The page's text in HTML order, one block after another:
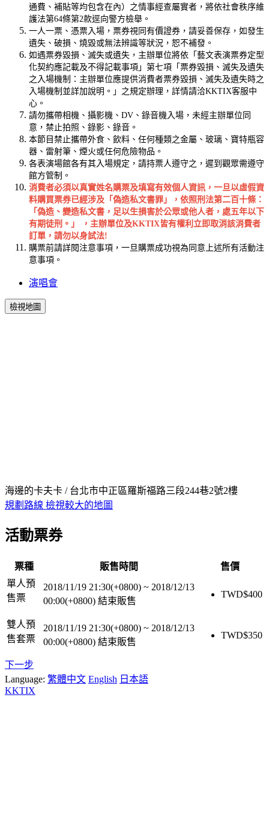
通費、補貼等均包含在內）之情事經查屬實者，將依社會秩序維
護法第64條第2款逕向警方檢舉。
一人一票、憑票入場，票券視同有價證券，請妥善保存，如發生
遺失、破損、燒毀或無法辨識等狀況，恕不補發。
如遇票券毀損、滅失或遺失，主辦單位將依「藝文表演票券定型
化契約應記載及不得記載事項」第七項「票券毀損、滅失及遺失
之入場機制：主辦單位應提供消費者票券毀損、滅失及遺失時之
入場機制並詳加說明。」之規定辦理，詳情請洽KKTIX客服中
心。
請勿攜帶相機、攝影機、DV、錄音機入場，未經主辦單位同
意，禁止拍照、錄影、錄音。
本節目禁止攜帶外食、飲料、任何種類之金屬、玻璃、寶特瓶容
器、雷射筆、煙火或任何危險物品。
各表演場館各有其入場規定，請持票人遵守之，遲到觀眾需遵守
館方管制。
消費者必須以真實姓名購票及填寫有效個人資訊，一旦以虛假資
料購買票券已經涉及「偽造私文書罪」，依照刑法第二百十條：
「偽造、變造私文書，足以生損害於公眾或他人者，處五年以下
有期徒刑。」 ，主辦單位及KKTIX皆有權利立即取消該消費者
訂單，請勿以身試法!
購票前請詳閱注意事項，一旦購票成功視為同意上述所有活動注
意事項。
演唱會
檢視地圖
海邊的卡夫卡 / 台北市中正區羅斯福路三段244巷2號2樓
規劃路線 檢視較大的地圖
活動票券
票種 販售時間
售價
單人預
售票
2018/11/19 21:30(+0800) ~ 2018/12/13
00:00(+0800) 結束販售
TWD$400
雙人預
售套票
2018/11/19 21:30(+0800) ~ 2018/12/13
00:00(+0800) 結束販售
TWD$350
下一步
Language: 繁體中文 English 日本語
KKTIX